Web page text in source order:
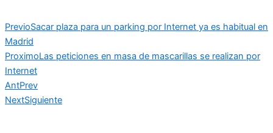
PrevioSacar plaza para un parking por Internet ya es habitual en
Madrid
ProximoLas peticiones en masa de mascarillas se realizan por
Internet
AntPrev
NextSiguiente